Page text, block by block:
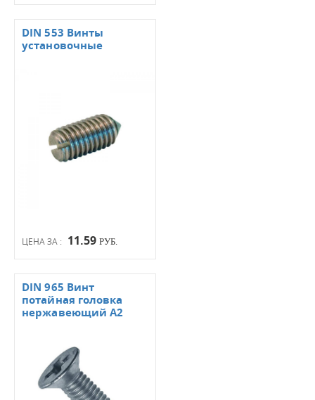
ЦЕНА ЗА : 11.59 РУБ.
DIN 553 Винты
установочные
DIN 965 Винт
потайная головка
нержавеющий А2